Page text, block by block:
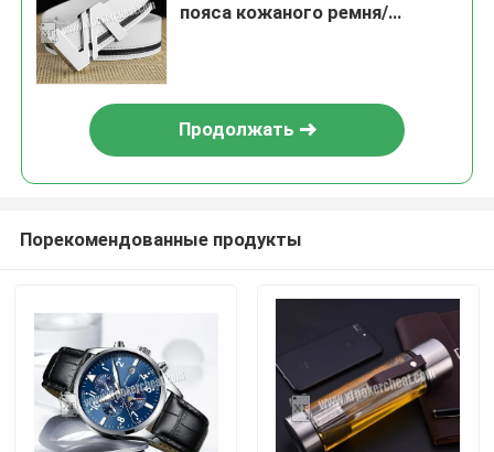
пояса кожаного ремня/
Продолжать
Порекомендованные продукты